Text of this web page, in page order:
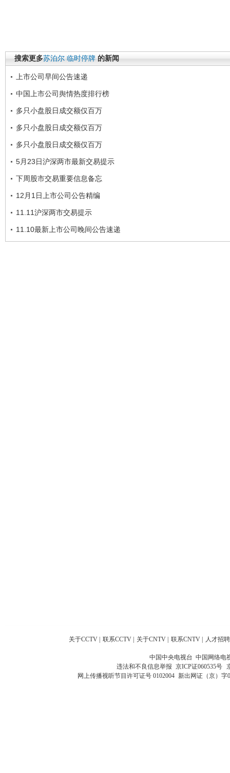
搜索更多苏泊尔 临时停牌 的新闻
上市公司早间公告速递
中国上市公司舆情热度排行榜
多只小盘股日成交额仅百万
多只小盘股日成交额仅百万
多只小盘股日成交额仅百万
5月23日沪深两市最新交易提示
下周股市交易重要信息备忘
12月1日上市公司公告精编
11.11沪深两市交易提示
11.10最新上市公司晚间公告速递
关于CCTV 联系CCTV 关于CNTV 联系CNTV 人才招聘
中国中央电视台 中国网络电
违法和不良信息举报 京ICP证060535号
网上传播视听节目许可证号 0102004 新出网证（京）